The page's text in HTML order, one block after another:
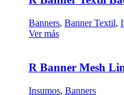
Banners, Banner Textil,
Ver más
R Banner Mesh
Insumos, Banners